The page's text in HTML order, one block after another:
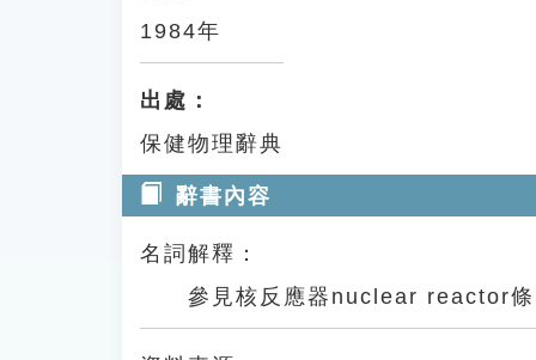
1984年
出處：
保健物理辭典
辭書內容
名詞解釋：
參見核反應器nuclear reactor條